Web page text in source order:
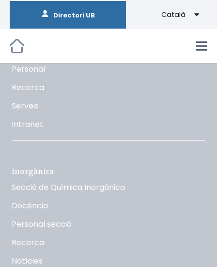
Directori UB Català
Orgànica
La Secció
Docència
Personal
Recerca
Serveis
Intranet
Inorgànica
Secció de Química Inorgànica
Docència
Personal secció
Recerca
Notícies